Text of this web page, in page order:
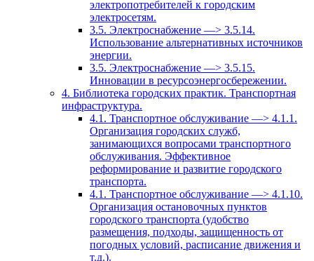
электропотребителей к городским
электросетям.
3.5. Электроснабжение —> 3.5.14.
Использование альтернативных источников
энергии.
3.5. Электроснабжение —> 3.5.15.
Инновации в ресурсоэнергосбережении.
4. Библиотека городских практик. Транспортная
инфраструктура.
4.1. Транспортное обслуживание —> 4.1.1.
Организация городских служб,
занимающихся вопросами транспортного
обслуживания. Эффективное
реформирование и развитие городского
транспорта.
4.1. Транспортное обслуживание —> 4.1.10.
Организация остановочных пунктов
городского транспорта (удобство
размещения, подходы, защищенность от
погодных условий, расписание движения и
т.д.).